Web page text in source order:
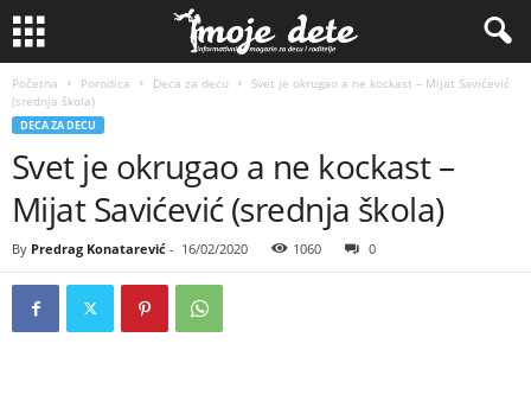
Početna Porodica Deca za decu
Svet je okrugao a ne kockast – Mijat Savićević
(srednja škola)
DECA ZA DECU
Svet je okrugao a ne kockast –
Mijat Savićević (srednja škola)
By Predrag Konatarević - 16/02/2020 1060 0